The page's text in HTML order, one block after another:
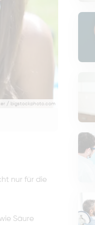
/ bigstockphoto.com
nur für die
Säure